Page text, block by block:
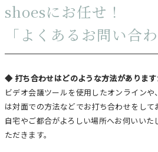
shoesにお任せ！
「よくあるお問い合
◆ 打ち合わせはどのような方法があります
ビデオ会議ツールを使用したオンライン
は対面での方法などでお打ち合わせをし
自宅やご都合がよろしい場所へお伺いいた
ただきます。